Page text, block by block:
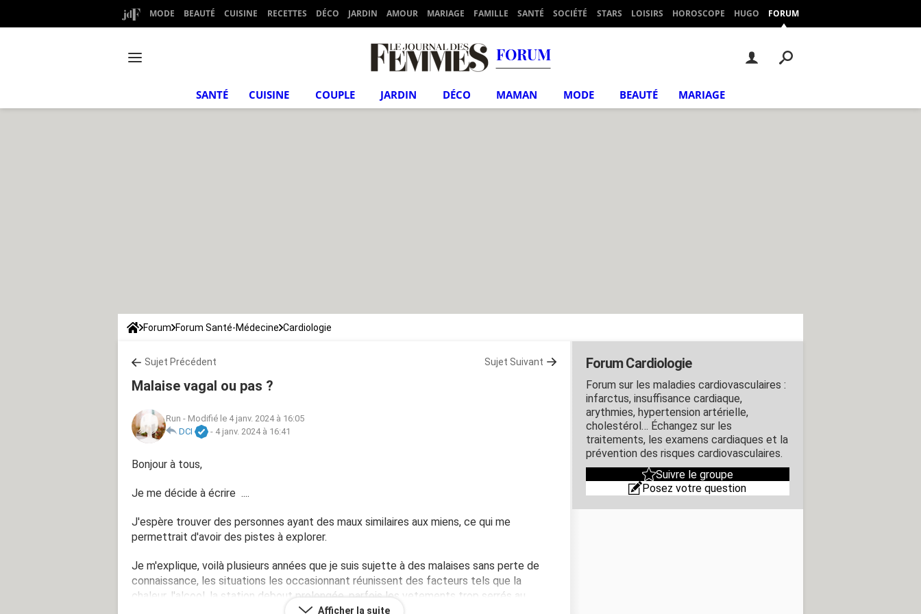
MODE BEAUTÉ CUISINE RECETTES DÉCO JARDIN AMOUR MARIAGE FAMILLE SANTÉ SOCIÉTÉ STARS LOISIRS HOROSCOPE HUGO FORUM
FORUM
SANTÉ CUISINE COUPLE JARDIN DÉCO MAMAN MODE BEAUTÉ MARIAGE
Forum Forum Santé-Médecine Cardiologie
Sujet Précédent Sujet Suivant
Malaise vagal ou pas ?
Run - Modifié le 4 janv. 2024 à 16:05
DCI
- 4 janv. 2024 à 16:41
Bonjour à tous,
Je me décide à écrire ....
J'espère trouver des personnes ayant des maux similaires aux miens, ce qui me
permettrait d'avoir des pistes à explorer.
Je m'explique, voilà plusieurs années que je suis sujette à des malaises sans perte de
connaissance, les situations les occasionnant réunissent des facteurs tels que la
chaleur, l'alcool, la station debout prolongée, parfois les vetements trop serrés au
niveau de la poitrine ... mais cela peut arriver également sans que ces facteurs ne soient
Afficher la suite
Forum Cardiologie
Forum sur les maladies cardiovasculaires :
infarctus, insuffisance cardiaque,
arythmies, hypertension artérielle,
cholestérol… Échangez sur les
traitements, les examens cardiaques et la
prévention des risques cardiovasculaires.
Suivre le groupe
Posez votre question